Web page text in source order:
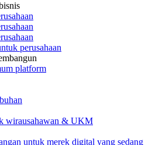
perusahaan
platform
wirausahawan & UKM
untuk merek digital yang sedang